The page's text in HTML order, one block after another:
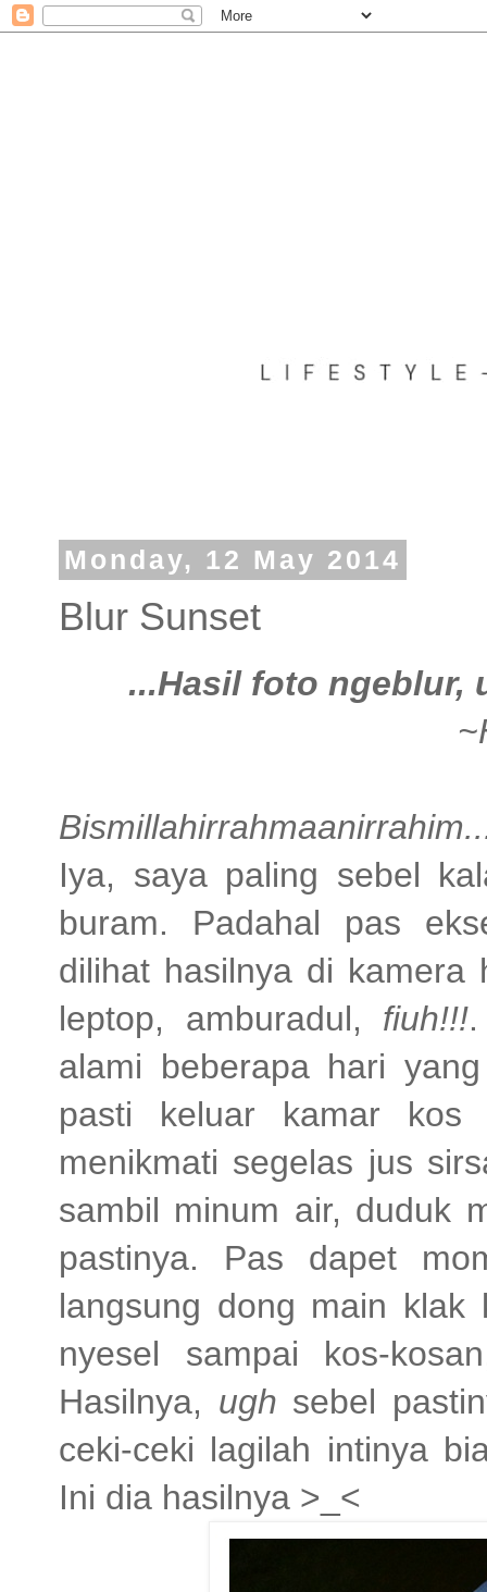
Monday, 12 May 2014
Blur Sunset
...Hasil foto ngeblur,
Iya, saya paling sebel
buram. Padahal pas
dilihat hasilnya di
leptop, amburadul, fiuh!!!
alami beberapa hari
pasti keluar kamar kos
menikmati segelas jus
sambil minum air, duduk
pastinya. Pas dapet
langsung dong main
nyesel sampai kos-
Hasilnya, ugh sebel
ceki-ceki lagilah intinya
Ini dia hasilnya >_<